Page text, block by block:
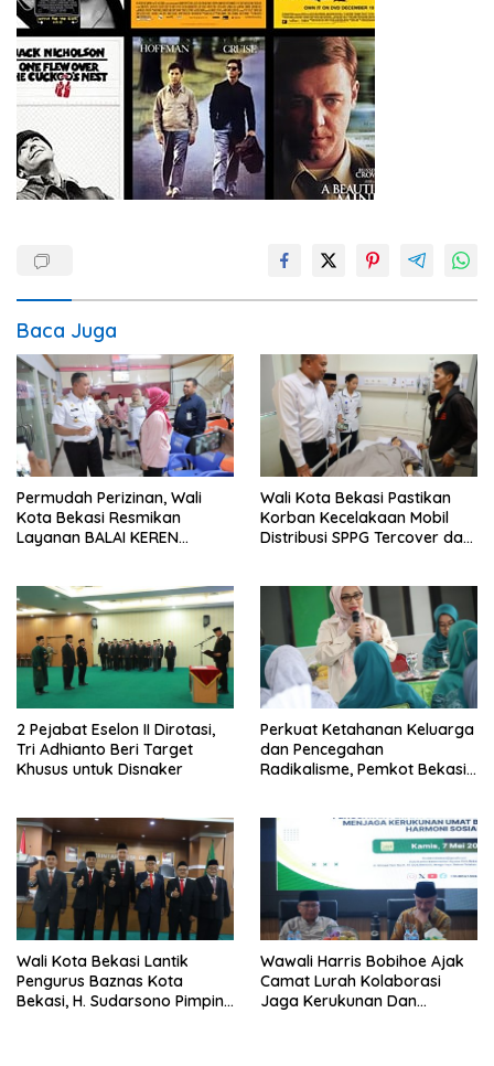
Baca Juga
Permudah Perizinan, Wali
Kota Bekasi Resmikan
Layanan BALAI KEREN
Wali Kota Bekasi Pastikan
Korban Kecelakaan Mobil
Distribusi SPPG Tercover dan
2 Pejabat Eselon II Dirotasi,
Tri Adhianto Beri Target
Khusus untuk Disnaker
Perkuat Ketahanan Keluarga
dan Pencegahan
Radikalisme, Pemkot Bekasi
Wali Kota Bekasi Lantik
Pengurus Baznas Kota
Bekasi, H. Sudarsono Pimpin
Wawali Harris Bobihoe Ajak
Camat Lurah Kolaborasi
Jaga Kerukunan Dan